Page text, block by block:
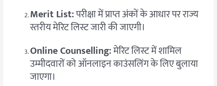
Merit List:परीक्षा में प्राप्त अंकों के आधार पर राज्य
स्तरीय मेरिट लिस्ट जारी की जाएगी।
Online Counselling:मेरिट लिस्ट में शामिल
उम्मीदवारों को ऑनलाइन काउंसलिंग के लिए बुलाया
जाएगा।